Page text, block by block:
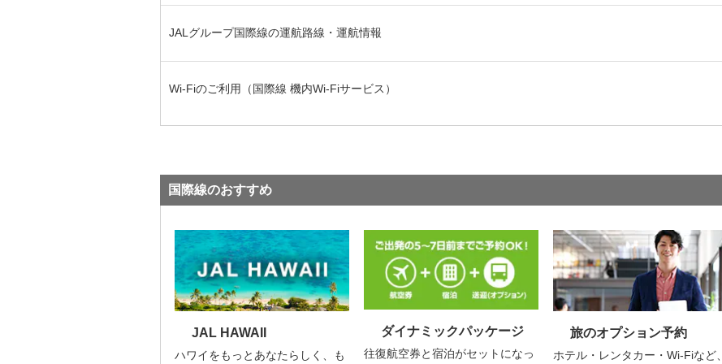
JALグループ国際線の運航路線・運航情報
Wi-Fiのご利用（国際線 機内Wi-Fiサービス）
国際線のおすすめ
JAL HAWAII
ハワイをもっとあなたらしく、も
ダイナミックパッケージ
往復航空券と宿泊がセットになっ
旅のオプション予約
ホテル・レンタカー・Wi-Fiなど、